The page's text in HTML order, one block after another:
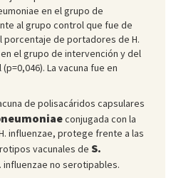
en el grupo de
al grupo control que fue de
porcentaje de portadores de H.
el grupo de intervención y del
La vacuna fue en
de polisacáridos capsulares
conjugada con la
influenzae, protege frente a las
vacunales de S.
influenzae no serotipables.